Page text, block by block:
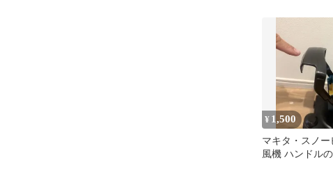
¥ 1,500
マキタ・スノー
風機 ハンドル